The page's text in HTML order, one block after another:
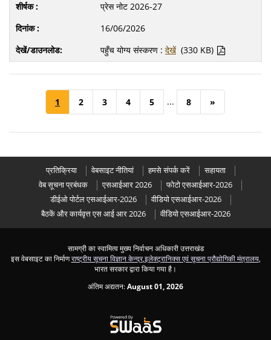
प्रेस नोट 2026-27
16/06/2026
पहुँच योग्य संस्करण : देखें (330 KB)
1 2 3 4 5 ... 8 »
प्रतिक्रिया वेबसाइट नीतियां हमसे संपर्क करें
सहायता
वेब सूचना प्रबंधक
एसआईआर 2026
फोटो एसआईआर-2026
डीईओ पोर्टल एसआईआर-2026
वीडियो एसआईआर-2026
बैठकें और कार्यवृत्त एस आई आर 2026
वीडियो एसआईआर-2026
सामग्री का स्वामित्व मुख्य निर्वाचन अधिकारी उत्तराखंड
इस वेबसाइट का निर्माणराष्ट्रीय सूचना विज्ञान केन्द्र,इलेक्ट्रानिक्स एवं सूचना प्रौद्योगिकी मंत्रालय,
भारत सरकार द्वारा किया गया है।
अंतिम अद्यतन:August 01, 2026